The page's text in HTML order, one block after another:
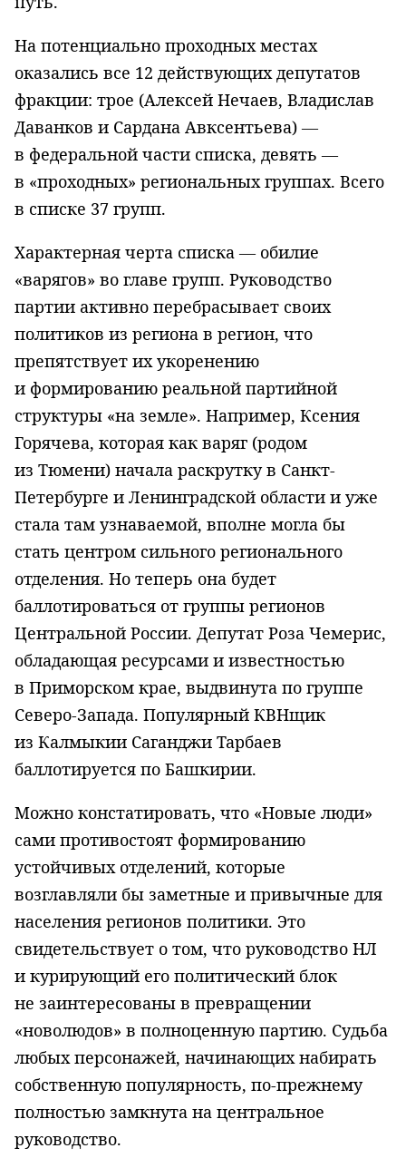
На потенциально проходных местах
оказались все 12 действующих депутатов
фракции: трое (Алексей Нечаев, Владислав
Даванков и Сардана Авксентьева) —
в федеральной части списка, девять —
в «проходных» региональных группах. Всего
в списке 37 групп.
Характерная черта списка — обилие
«варягов» во главе групп. Руководство
партии активно перебрасывает своих
политиков из региона в регион, что
препятствует их укоренению
и формированию реальной партийной
структуры «на земле». Например, Ксения
Горячева, которая как варяг (родом
из Тюмени) начала раскрутку в Санкт-
Петербурге и Ленинградской области и уже
стала там узнаваемой, вполне могла бы
стать центром сильного регионального
отделения. Но теперь она будет
баллотироваться от группы регионов
Центральной России. Депутат Роза Чемерис,
обладающая ресурсами и известностью
в Приморском крае, выдвинута по группе
Северо-Запада. Популярный КВНщик
из Калмыкии Саганджи Тарбаев
баллотируется по Башкирии.
Можно констатировать, что «Новые люди»
сами противостоят формированию
устойчивых отделений, которые
возглавляли бы заметные и привычные для
населения регионов политики. Это
свидетельствует о том, что руководство НЛ
и курирующий его политический блок
не заинтересованы в превращении
«новолюдов» в полноценную партию. Судьба
любых персонажей, начинающих набирать
собственную популярность, по-прежнему
полностью замкнута на центральное
руководство.